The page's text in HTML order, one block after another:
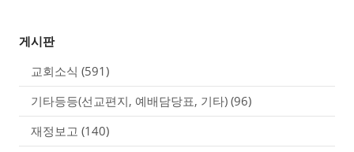
게시판
교회소식 (591)
기타등등(선교편지, 예배담당표, 기타) (96)
재정보고 (140)